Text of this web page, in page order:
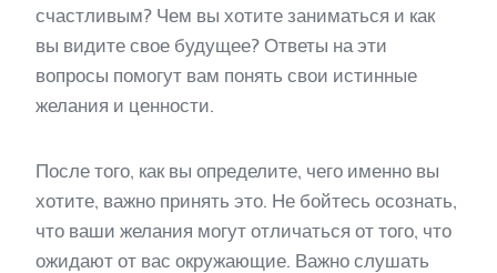
счастливым? Чем вы хотите заниматься и как
вы видите свое будущее? Ответы на эти
вопросы помогут вам понять свои истинные
желания и ценности.
После того, как вы определите, чего именно вы
хотите, важно принять это. Не бойтесь осознать,
что ваши желания могут отличаться от того, что
ожидают от вас окружающие. Важно слушать